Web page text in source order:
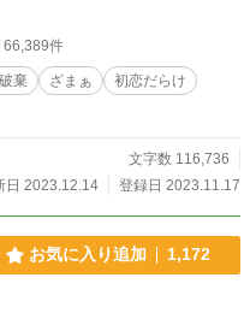
66,389件
棄 ざまぁ
初恋だらけ
文字数 116,736
日 2023.12.14
登録日 2023.11.17
お気に入り追加 1,172